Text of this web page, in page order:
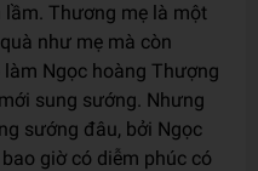
Thương mẹ là một
như mẹ mà còn
Ngọc hoàng Thượng
sung sướng. Nhưng
sướng đâu, bởi Ngọc
giờ có diễm phúc có